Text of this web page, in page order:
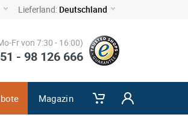
Lieferland: Deutschland
Fr von 7:30 - 16:00)
- 98 126 666
Magazin